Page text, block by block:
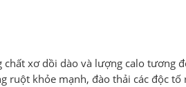
xơ dồi dào và lượng calo tương
ruột khỏe mạnh, đào thải các độc tố